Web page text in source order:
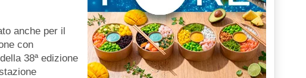
anche per il
con
38ª edizione